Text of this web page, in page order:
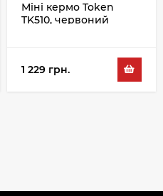
Міні кермо Token
TK510, червоний
1 229 грн.